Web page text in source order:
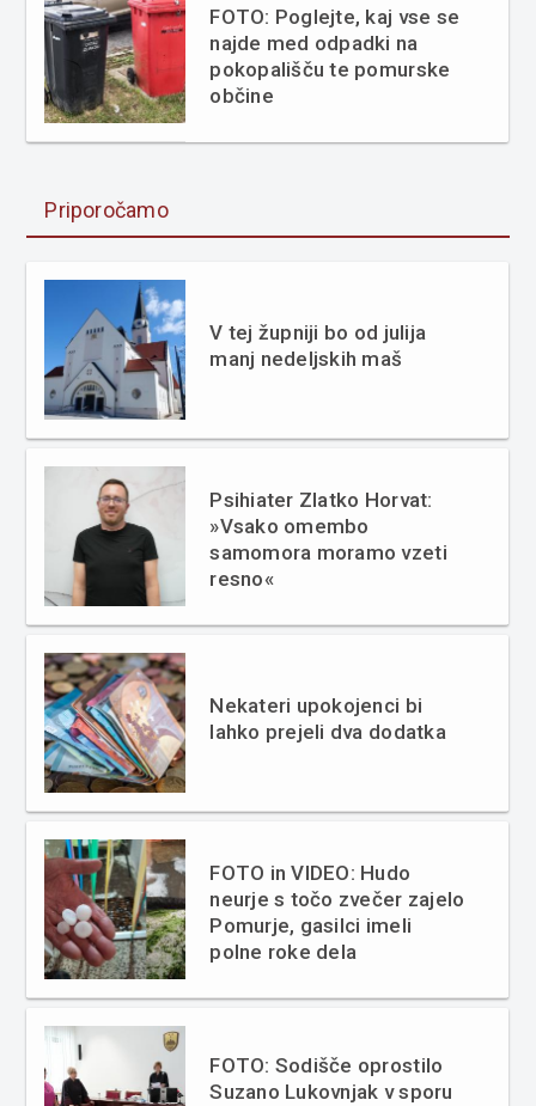
FOTO: Poglejte, kaj vse se
najde med odpadki na
pokopališču te pomurske
občine
Priporočamo
V tej župniji bo od julija
manj nedeljskih maš
Psihiater Zlatko Horvat:
»Vsako omembo
samomora moramo vzeti
resno«
Nekateri upokojenci bi
lahko prejeli dva dodatka
FOTO in VIDEO: Hudo
neurje s točo zvečer zajelo
Pomurje, gasilci imeli
polne roke dela
FOTO: Sodišče oprostilo
Suzano Lukovnjak v sporu